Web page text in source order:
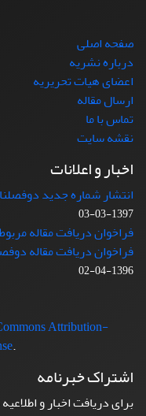
صفحه اصلی
درباره نشریه
اعضای هیات تحریریه
ارسال مقاله
تماس با ما
نقشه سایت
اخبار و اعلانات
انتشار شماره جدید
1397-03-03
فراخوان دریافت مقاله مربوط
فراخوان دریافت مقاله
1396-04-02
Attribution-
.
اشتراک خبرنامه
برای دریافت اخبار و